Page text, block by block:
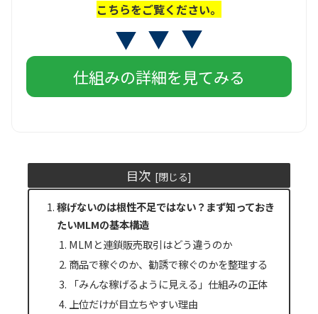
こちらをご覧ください。
仕組みの詳細を見てみる
目次
稼げないのは根性不足ではない？まず知っておき
たいMLMの基本構造
MLMと連鎖販売取引はどう違うのか
商品で稼ぐのか、勧誘で稼ぐのかを整理する
「みんな稼げるように見える」仕組みの正体
上位だけが目立ちやすい理由